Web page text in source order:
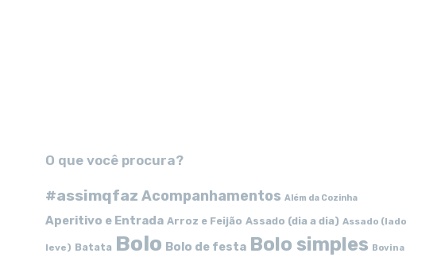
O que você procura?
#assimqfaz Acompanhamentos Além da Cozinha
Aperitivo e Entrada Arroz e Feijão Assado (dia a dia) Assado (lado
leve) Batata Bolo Bolo de festa Bolo simples Bovina